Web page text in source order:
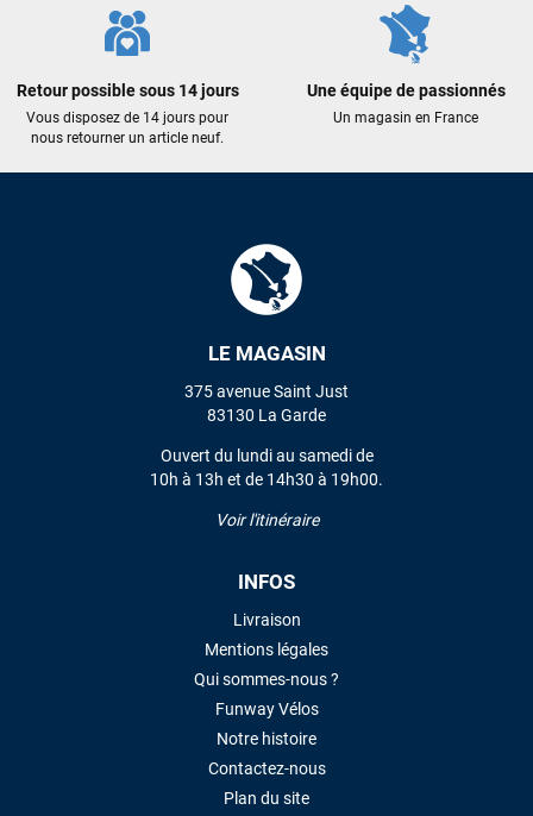
Retour possible sous 14 jours
Vous disposez de 14 jours pour
nous retourner un article neuf.
Une équipe de passionnés
Un magasin en France
LE MAGASIN
375 avenue Saint Just
83130 La Garde
Ouvert du lundi au samedi de
10h à 13h et de 14h30 à 19h00.
Voir l'itinéraire
INFOS
Livraison
Mentions légales
Qui sommes-nous ?
Funway Vélos
Notre histoire
Contactez-nous
Plan du site
Maronui RICHMOND
L'envoi a été rapide. La voile est arrivée en super état.
Mauruuru roa.
LAISSER UN AVIS